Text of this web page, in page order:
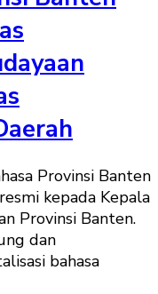
Provinsi Banten
kepada Kepala
Provinsi Banten.
dan
bahasa